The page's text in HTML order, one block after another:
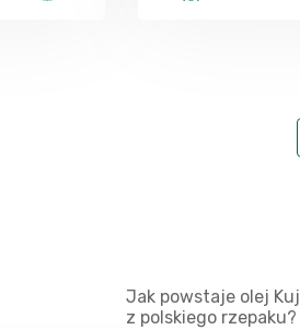
Jak powstaje olej
z polskiego rzepaku?